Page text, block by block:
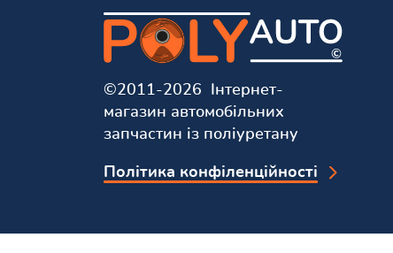
©2011-2026 Інтернет-
магазин автомобільних
запчастин із поліуретану
Політика конфіленційності